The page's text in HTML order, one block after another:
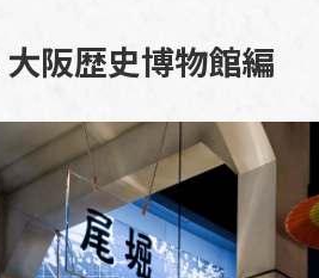
大阪歴史博物館編